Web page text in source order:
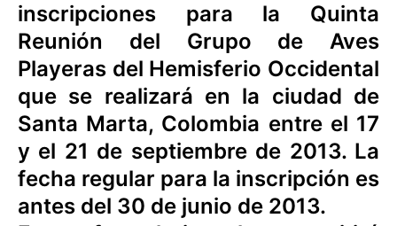
inscripciones para la Quinta
Reunión del Grupo de Aves
Playeras del Hemisferio Occidental
que se realizará en la ciudad de
Santa Marta, Colombia entre el 17
y el 21 de septiembre de 2013. La
fecha regular para la inscripción es
antes del 30 de junio de 2013.